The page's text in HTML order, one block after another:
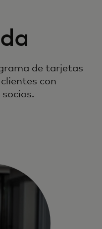
de tarjetas
con
pestaña nueva